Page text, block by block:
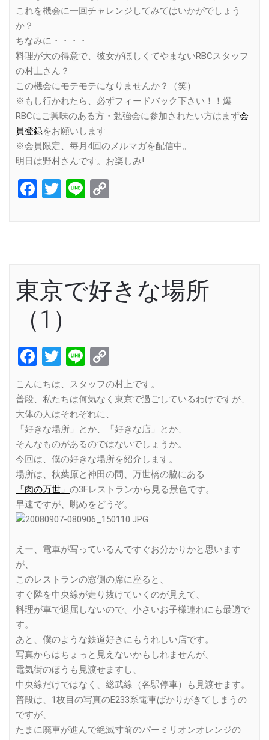
これを機会に一回チャレンジしてみてはいかがでしょう
か？
ちなみに・・・・
料理が大の得意で、彼女がほしくてやまないRBCスタッフ
の村上さん？
この機会にモテモテになりませんか？（笑）
※もし行かれたら、必ずフィードバック下さい！！爆
RBCにご興味のある方・勉強会に参加されたい方はまず会
員登録をお願いします
※会員限定、毎月4回のメルマガを配信中。
明日は野村さんです。お楽しみ!
Facebook
Twitter
Line
東京で好きな場所
（1）
Facebook
Twitter
Line
Link
こんにちは、スタッフの村上です。
普段、私たちは何気なく東京で過ごしているわけですが、
大体の人はそれぞれに、
「好きな場所」とか、「好きな店」とか、
そんなものがあるのではないでしょうか。
今回は、僕の好きな場所を紹介します。
場所は、秋葉原と神田の間、万世橋の脇にある
「肉の万世」 の3Fレストランから見る景色です。
早速ですが、眺めをどうぞ。
えー、電車が写っているんですぐお分かりかと思います
が、
このレストランの窓側の席に座ると、
すぐ隣を中央線が走り抜けていくのが見えて、
料理が車で退屈しないので、小さいお子様連れにも最適で
す。
あと、僕のような鉄道好きにもうれしい店です。
写真からはちょっと見えないかもしれませんが、
電気街のほうも見渡せますし、
中央線だけではなく、総武線（各駅停車）も見渡せます。
普段は、1枚目の写真のE233系電車ばかりがきてしまうの
ですが、
たまに廃車が進んで絶滅寸前のパーミリオンオレンジの